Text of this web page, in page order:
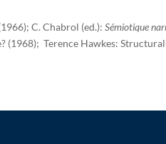
C. Chabrol (ed.): Sémiotique
(1968); Terence Hawkes: